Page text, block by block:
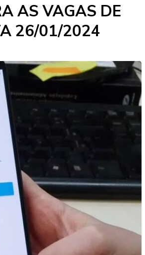
AS VAGAS DE
26/01/2024